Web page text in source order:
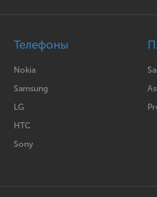
Телефоны
Nokia
Samsung
LG
HTC
Sony